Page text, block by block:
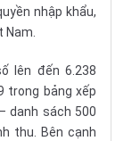
nhập khẩu,
Nam.
lên đến 6.238
trong bảng xếp
danh sách 500
thu. Bên cạnh